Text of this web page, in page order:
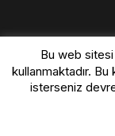
Bu web sitesinde en
için çerezler
© Telif Hakkı 2026,
Bu web
kullanmaktadır.
isterseniz devre